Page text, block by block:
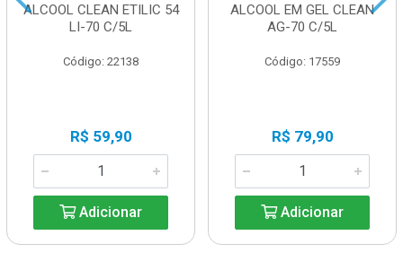
ALCOOL CLEAN ETILIC 54
LI-70 C/5L
Código: 22138
R$ 59,90
Adicionar
ALCOOL EM GEL CLEAN
AG-70 C/5L
Código: 17559
R$ 79,90
Adicionar